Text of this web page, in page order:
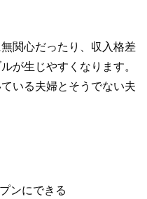
関心だったり、収入格差
が生じやすくなります。
いる夫婦とそうでない夫
ンにできる